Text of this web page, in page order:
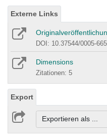
Externe Links
DOI: 10.37544/0005-
Dimensions
Zitationen: 5
Export
Exportieren als ...